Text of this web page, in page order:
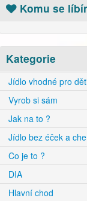
Komu se
Kategorie
Jídlo vhodné pro
Vyrob si sám
Jak na to ?
Jídlo bez éček a
Co je to ?
DIA
Hlavní chod